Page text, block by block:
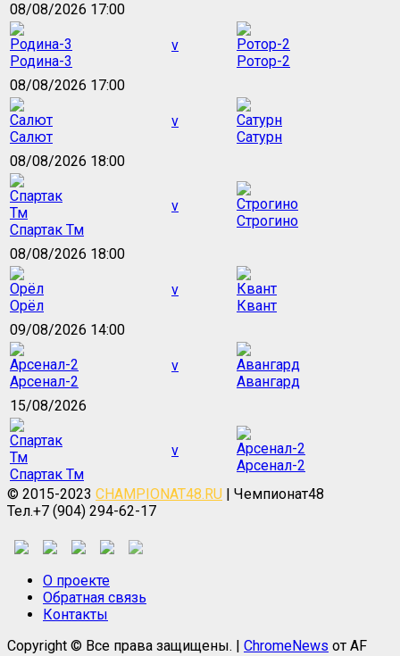
08/08/2026 17:00
Родина-3
v
Ротор-2
08/08/2026 17:00
Салют
v
Сатурн
08/08/2026 18:00
Спартак Тм
v
Строгино
08/08/2026 18:00
Орёл
v
Квант
09/08/2026 14:00
Арсенал-2
v
Авангард
15/08/2026
Спартак Тм
v
Арсенал-2
© 2015-2023 CHAMPIONAT48.RU | Чемпионат48
Тел.+7 (904) 294-62-17
О проекте
Обратная связь
Контакты
Copyright © Все права защищены. | ChromeNews от AF